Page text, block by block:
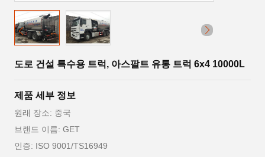
도로 건설 특수용 트럭, 아스팔트 유통 트럭 6x4 10000L
제품 세부 정보
원래 장소: 중국
브랜드 이름: GET
인증: ISO 9001/TS16949